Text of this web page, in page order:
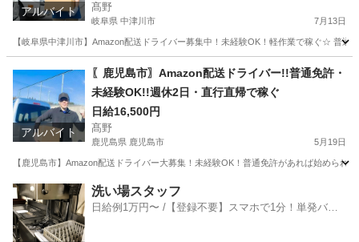
アルバイト 髙野
岐阜県 中津川市 7月13日
【岐阜県中津川市】Amazon配送ドライバー募集中！未経験OK！軽作業で稼ぐ☆ 普
ドライバー Amazon
アルバイト
〖鹿児島市〗Amazon配送ドライバー!!普通免許・
未経験OK!!週休2日・直行直帰で稼ぐ
日給16,500円
髙野
鹿児島県 鹿児島市 5月19日
【鹿児島市】Amazon配送ドライバー大募集！未経験OK！普通免許があれば始めら
鹿児島 鹿児島市 ドライバー
洗い場スタッフ
日給例1万円〜 /【登録不要】スマホで1分！単発バイ